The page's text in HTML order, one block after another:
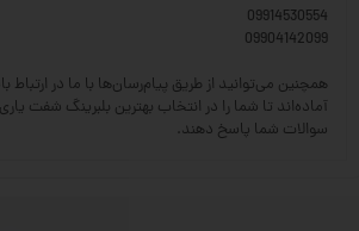
09914530554
09904142099
همچنین می‌توانید از طریق پیام‌رسان‌ها با ما در ارتباط
آماده‌اند تا شما را در انتخاب بهترین بلبرینگ شفت
سوالات شما پاسخ دهند.